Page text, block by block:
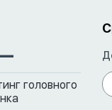
головного